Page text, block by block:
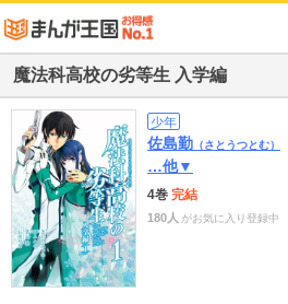
魔法科高校の劣等生 入学編
少年
佐島勤 （さとうつとむ）
…他▼
4巻 完結
180人 がお気に入り登録中